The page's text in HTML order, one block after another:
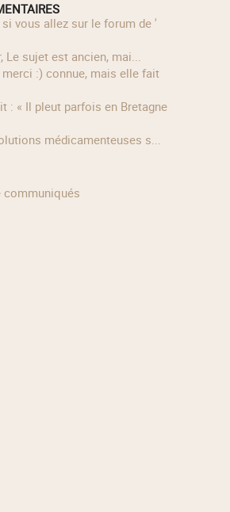
Le sujet est ancien, mai...
médicamenteuses s...
communiqués